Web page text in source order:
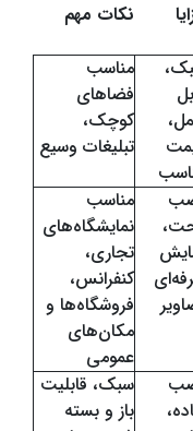
نکات مهم
مناسب
فضاهای
کوچک،
تبلیغات وسیع
مناسب
نمایشگاه‌های
تجاری،
کنفرانس،
فروشگاه‌ها و
مکان‌های
عمومی
سبک، قابلیت
باز و بسته